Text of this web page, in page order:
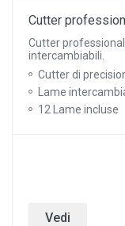
Cutter
Cutter
intercambiabili.
Cutter di
Lame
12 Lame incluse
Vedi